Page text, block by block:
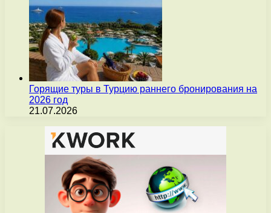
Горящие туры в Турцию раннего бронирования на
2026 год
21.07.2026